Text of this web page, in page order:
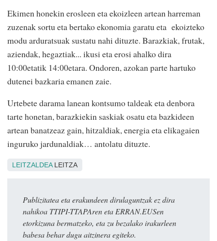
Ekimen honekin erosleen eta ekoizleen artean harreman
zuzenak sortu eta bertako ekonomia garatu eta ekoizteko
modu arduratsuak sustatu nahi dituzte. Barazkiak, frutak,
aziendak, hegaztiak... ikusi eta erosi ahalko dira
10:00etatik 14:00etara. Ondoren, azokan parte hartuko
dutenei bazkaria emanen zaie.
Urtebete darama lanean kontsumo taldeak eta denbora
tarte honetan, barazkiekin saskiak osatu eta bazkideen
artean banatzeaz gain, hitzaldiak, energia eta elikagaien
inguruko jardunaldiak… antolatu dituzte.
LEITZALDEALEITZA
Publizitatea eta erakundeen dirulaguntzak ez dira
nahikoa TTIPI-TTAPAren eta ERRAN.EUSen
etorkizuna bermatzeko, eta zu bezalako irakurleen
babesa behar dugu aitzinera egiteko.